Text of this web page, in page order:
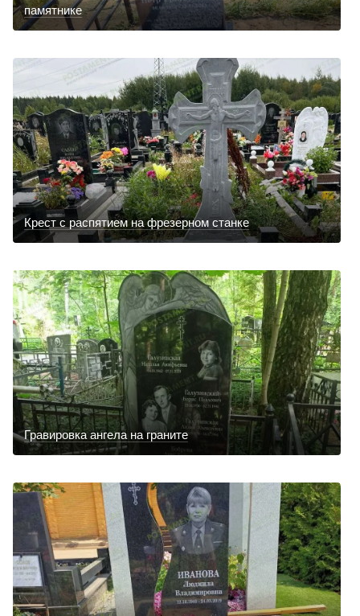
памятнике
Крест с распятием на фрезерном станке
Гравировка ангела на граните